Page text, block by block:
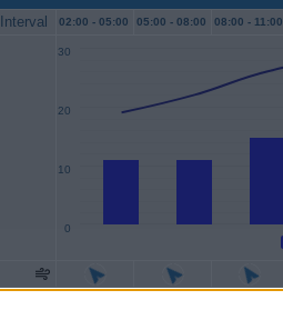
Interval 02:00 - 05:00 05:00 - 08:00 08:00 - 11:00
0
10
20
30